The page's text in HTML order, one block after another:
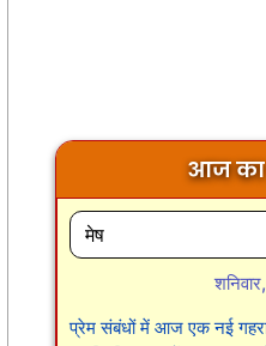
आज का
प्रेम संबंधों में आज एक नई